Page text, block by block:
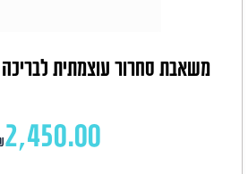
משאבת סחרור עוצמתית לבריכה 3 כ"ס HYDROX
₪2,450.00